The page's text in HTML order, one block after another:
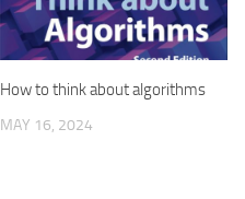
How to think about algorithms
MAY 16, 2024